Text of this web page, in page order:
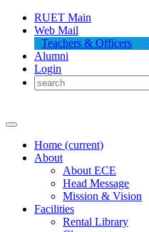
RUET Main
Web Mail
Teachers & Officers
Alumni
Login
Home (current)
About
About ECE
Head Message
Mission & Vision
Facilities
Rental Library